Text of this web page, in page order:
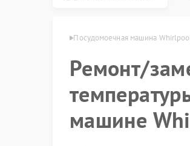
в Тольятти Посудомоечная машина
Ремонт/
машине